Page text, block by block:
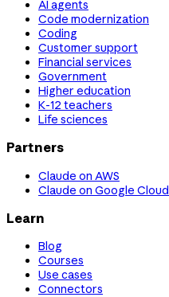
AI agents
Code modernization
Coding
Customer support
Financial services
Government
Higher education
K-12 teachers
Life sciences
Partners
Claude on AWS
Claude on Google Cloud
Learn
Blog
Courses
Use cases
Connectors